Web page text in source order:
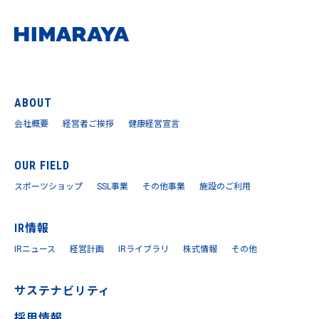
ABOUT
会社概要 経営者ご挨拶 健康経営宣言
OUR FIELD
スポーツショップ SSL事業 その他事業 施設のご利用
IR情報
IRニュース 経営計画 IRライブラリ 株式情報 その他
サステナビリティ